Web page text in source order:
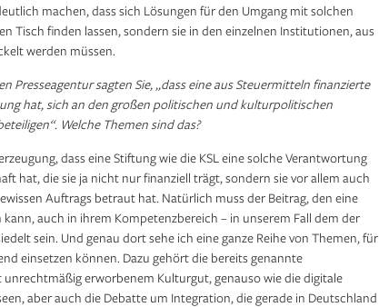
machen, dass sich Lösungen für den Umgang mit solchen
Tisch finden lassen, sondern sie in den einzelnen Institutionen, aus
werden müssen.
Presseagentur sagten Sie, „dass eine aus Steuermitteln finanzierte
hat, sich an den großen politischen und kulturpolitischen
Welche Themen sind das?
dass eine Stiftung wie die KSL eine solche Verantwortung
hat, die sie ja nicht nur finanziell trägt, sondern sie vor allem auch
Auftrags betraut hat. Natürlich muss der Beitrag, den eine
auch in ihrem Kompetenzbereich – in unserem Fall dem der
sein. Und genau dort sehe ich eine ganze Reihe von Themen, für
einsetzen können. Dazu gehört die bereits genannte
erworbenem Kulturgut, genauso wie die digitale
aber auch die Debatte um Integration, die gerade in Deutschland